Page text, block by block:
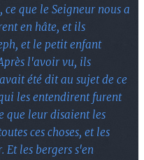
que le Seigneur nous a
en hâte, et ils
et le petit enfant
l'avoir vu, ils
été dit au sujet de ce
les entendirent furent
que leur disaient les
ces choses, et les
Et les bergers s'en